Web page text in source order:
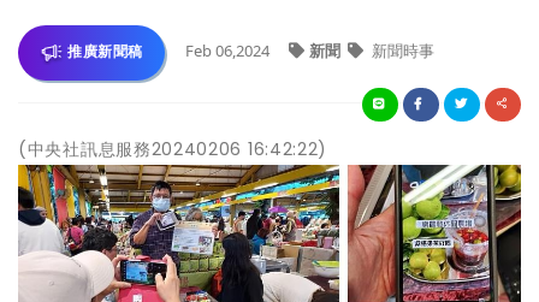
推廣新聞稿 Feb 06,2024 新聞 新聞時事
(中央社訊息服務20240206 16:42:22)